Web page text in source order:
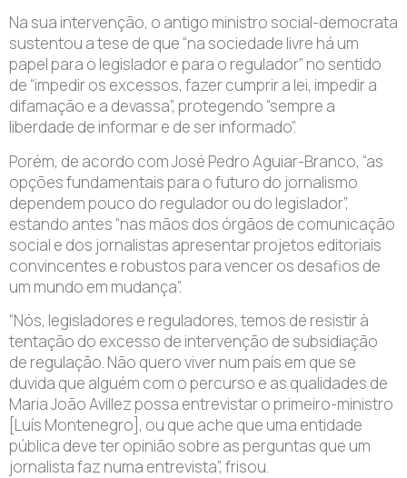
Na sua intervenção, o antigo ministro social-democrata
sustentou a tese de que “na sociedade livre há um
papel para o legislador e para o regulador” no sentido
de “impedir os excessos, fazer cumprir a lei, impedir a
difamação e a devassa”, protegendo “sempre a
liberdade de informar e de ser informado”.
Porém, de acordo com José Pedro Aguiar-Branco, “as
opções fundamentais para o futuro do jornalismo
dependem pouco do regulador ou do legislador”,
estando antes “nas mãos dos órgãos de comunicação
social e dos jornalistas apresentar projetos editoriais
convincentes e robustos para vencer os desafios de
um mundo em mudança”.
“Nós, legisladores e reguladores, temos de resistir à
tentação do excesso de intervenção de subsidiação
de regulação. Não quero viver num país em que se
duvida que alguém com o percurso e as qualidades de
Maria João Avillez possa entrevistar o primeiro-ministro
[Luís Montenegro], ou que ache que uma entidade
pública deve ter opinião sobre as perguntas que um
jornalista faz numa entrevista”, frisou.